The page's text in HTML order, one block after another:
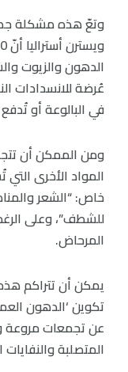
وتعّ هذه مشكلة
الدهون والزيوت
عُرضة للانسدادات
في البالوعة أو
ومن الممكن أن
المواد الأخرى
خاص: “الشعر
للشطف”، وعلى
المرحاض.
يمكن أن تتراكم
تكوين ‘الدهون
عن تجمعات مروعة
المتصلبة والنفايات